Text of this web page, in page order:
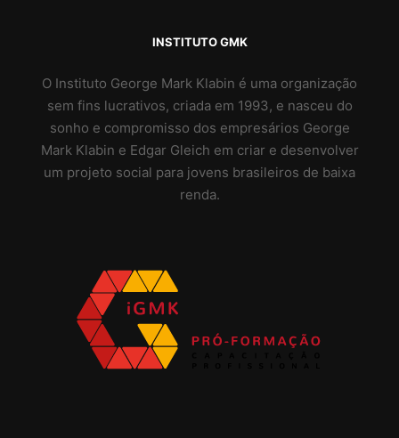
INSTITUTO GMK
O Instituto George Mark Klabin é uma organização
sem fins lucrativos, criada em 1993, e nasceu do
sonho e compromisso dos empresários George
Mark Klabin e Edgar Gleich em criar e desenvolver
um projeto social para jovens brasileiros de baixa
renda.